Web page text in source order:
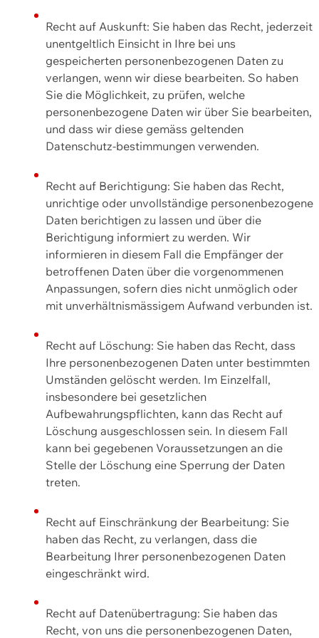
Recht auf Auskunft: Sie haben das Recht, jederzeit
unentgeltlich Einsicht in Ihre bei uns
gespeicherten personenbezogenen Daten zu
verlangen, wenn wir diese bearbeiten. So haben
Sie die Möglichkeit, zu prüfen, welche
personenbezogene Daten wir über Sie bearbeiten,
und dass wir diese gemäss geltenden
Datenschutz-bestimmungen verwenden.
Recht auf Berichtigung: Sie haben das Recht,
unrichtige oder unvollständige personenbezogene
Daten berichtigen zu lassen und über die
Berichtigung informiert zu werden. Wir
informieren in diesem Fall die Empfänger der
betroffenen Daten über die vorgenommenen
Anpassungen, sofern dies nicht unmöglich oder
mit unverhältnismässigem Aufwand verbunden ist.
Recht auf Löschung: Sie haben das Recht, dass
Ihre personenbezogenen Daten unter bestimmten
Umständen gelöscht werden. Im Einzelfall,
insbesondere bei gesetzlichen
Aufbewahrungspflichten, kann das Recht auf
Löschung ausgeschlossen sein. In diesem Fall
kann bei gegebenen Voraussetzungen an die
Stelle der Löschung eine Sperrung der Daten
treten.
Recht auf Einschränkung der Bearbeitung: Sie
haben das Recht, zu verlangen, dass die
Bearbeitung Ihrer personenbezogenen Daten
eingeschränkt wird.
Recht auf Datenübertragung: Sie haben das
Recht, von uns die personenbezogenen Daten,